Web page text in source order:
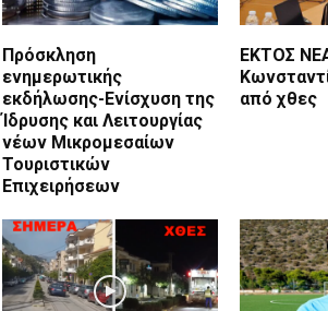
Πρόσκληση
ενημερωτικής
εκδήλωσης-Ενίσχυση της
Ίδρυσης και Λειτουργίας
νέων Μικρομεσαίων
Τουριστικών
Επιχειρήσεων
ΕΚΤΟΣ
από χθες